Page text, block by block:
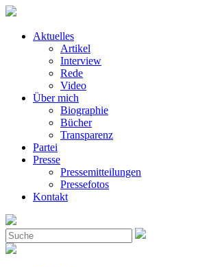
Aktuelles
Artikel
Interview
Rede
Video
Über mich
Biographie
Bücher
Transparenz
Partei
Presse
Pressemitteilungen
Pressefotos
Kontakt